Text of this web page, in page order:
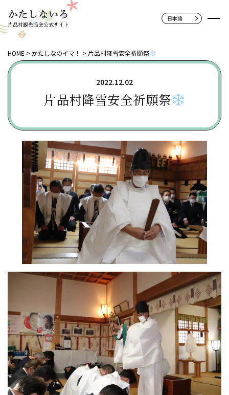
片品村観光協会公式サイト
HOME かたしなのイマ！ 片品村降雪安全祈願祭
2022.12.02
片品村降雪安全祈願祭